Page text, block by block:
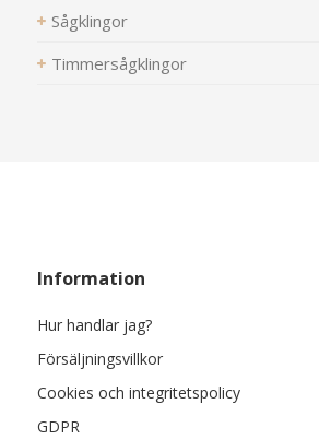
Sågklingor
Timmersågklingor
Information
Hur handlar jag?
Försäljningsvillkor
Cookies och integritetspolicy
GDPR